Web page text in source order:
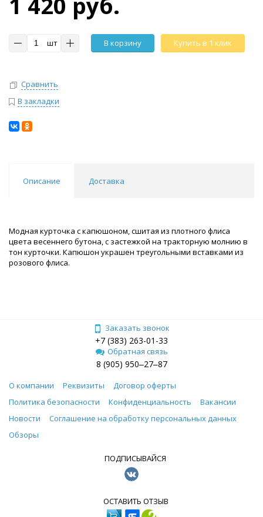
шт В корзину Купить в 1 клик
Сравнить
В закладки
Описание Доставка
Модная курточка с капюшоном, сшитая из плотного флиса
цвета весеннего бутона, с застежкой на тракторную молнию в
тон курточки. Капюшон украшен треугольными вставками из
розового флиса.
Заказать звонок
+7 (383) 263-01-33
Обратная связь
8 (905) 950‒27‒87
О компании Реквизиты
Договор оферты
Политика безопасности
Конфиденциальность
Вакансии
Новости
Соглашение на обработку персональных данных
Обзоры
ПОДПИСЫВАЙСЯ
ОСТАВИТЬ ОТЗЫВ